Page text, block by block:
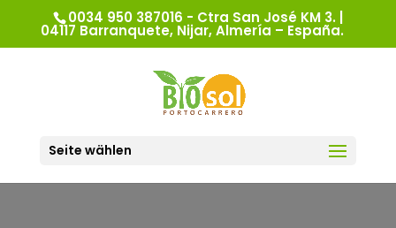
0034 950 387016 - Ctra San José KM 3. |
04117 Barranquete, Nijar, Almería – España.
Seite wählen